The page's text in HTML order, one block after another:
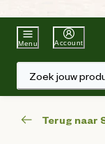
Menu Account
Zoek jouw
Terug naar